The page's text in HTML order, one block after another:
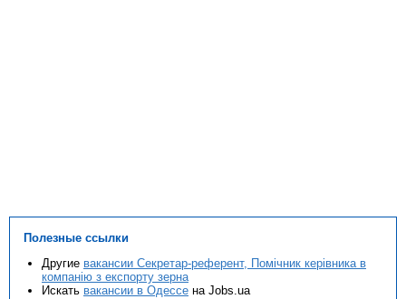
Полезные ссылки
Другие вакансии Секретар-референт, Помічник керівника в
компанію з експорту зерна
Искать вакансии в Одессе на Jobs.ua